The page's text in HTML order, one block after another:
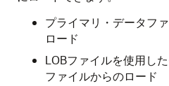
プライマリ・データフ
ロード
LOBファイルを使用し
ファイルからのロード